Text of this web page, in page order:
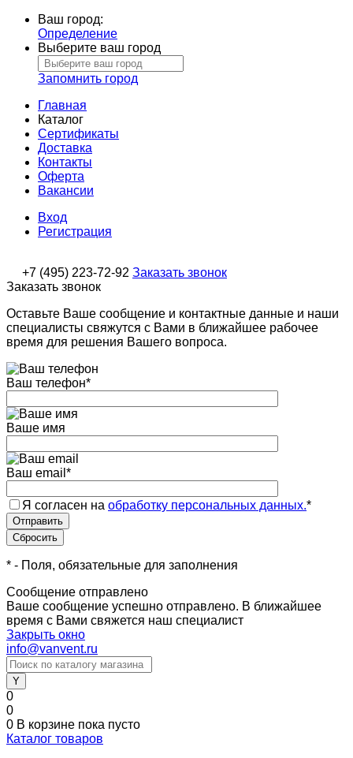
Ваш город:
Определение
Выберите ваш город
Запомнить город
Главная
Каталог
Сертификаты
Доставка
Контакты
Оферта
Вакансии
Вход
Регистрация
+7 (495) 223-72-92 Заказать звонок
Заказать звонок
Оставьте Ваше сообщение и контактные данные и наши
специалисты свяжутся с Вами в ближайшее рабочее
время для решения Вашего вопроса.
Ваш телефон*
Ваше имя
Ваш email *
Я согласен на обработку персональных данных.*
* - Поля, обязательные для заполнения
Сообщение отправлено
Ваше сообщение успешно отправлено. В ближайшее
время с Вами свяжется наш специалист
Закрыть окно
info@vanvent.ru
0
0
0 В корзине пока пусто
Каталог товаров